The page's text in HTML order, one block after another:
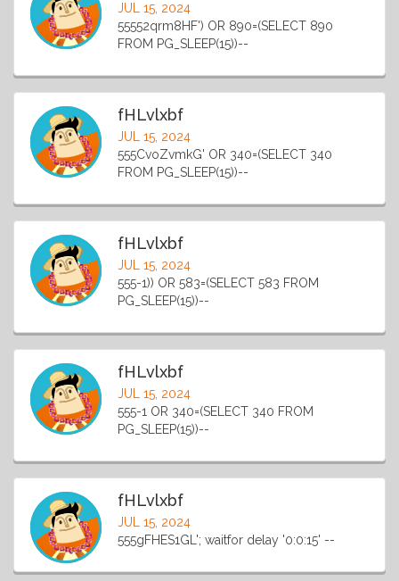
JUL 15, 2024
55552qrm8HF') OR 890=(SELECT 890
FROM PG_SLEEP(15))--
fHLvlxbf
JUL 15, 2024
555CvoZvmkG' OR 340=(SELECT 340
FROM PG_SLEEP(15))--
fHLvlxbf
JUL 15, 2024
555-1)) OR 583=(SELECT 583 FROM
PG_SLEEP(15))--
fHLvlxbf
JUL 15, 2024
555-1 OR 340=(SELECT 340 FROM
PG_SLEEP(15))--
fHLvlxbf
JUL 15, 2024
555gFHES1GL'; waitfor delay '0:0:15' --